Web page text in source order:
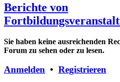
Berichte von
Sie haben keine ausreichenden
Forum zu sehen oder zu lesen.
Anmelden • Registrieren